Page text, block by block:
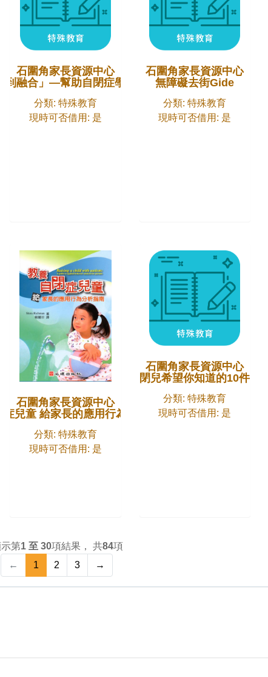
石圍角家長資源中心
到融合」—幫助自閉症學童融入普通小學
分類: 特殊教育
現時可否借用: 是
石圍角家長資源中心
無障礙去街Gide
分類: 特殊教育
現時可否借用: 是
石圍角家長資源中心
症兒童 給家長的應用行為分析指南
分類: 特殊教育
現時可否借用: 是
石圍角家長資源中心
自閉兒希望你知道的10件事
分類: 特殊教育
現時可否借用: 是
第1 至 30項結果， 共84項
←
1 2 3 →